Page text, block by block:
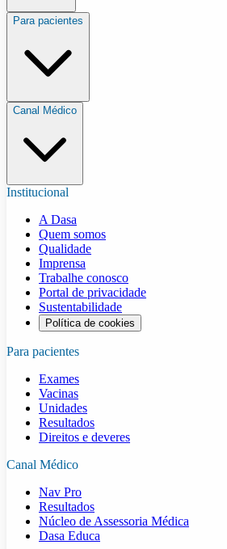
Para pacientes
Canal Médico
Institucional
A Dasa
Quem somos
Qualidade
Imprensa
Trabalhe conosco
Portal de privacidade
Sustentabilidade
Política de cookies
Para pacientes
Exames
Vacinas
Unidades
Resultados
Direitos e deveres
Canal Médico
Nav Pro
Resultados
Núcleo de Assessoria Médica
Dasa Educa